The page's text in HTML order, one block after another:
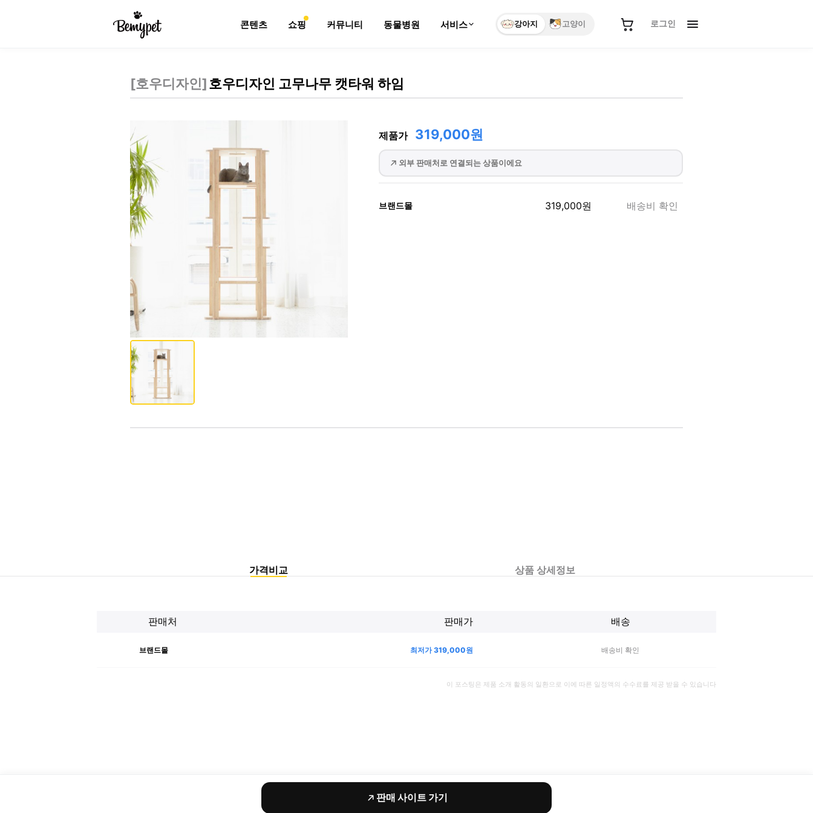
콘텐츠 쇼핑 커뮤니티 동물병원 서비스 강아지 고양이 로그인
[호우디자인]호우디자인 고무나무 캣타워 하임
제품가 319,000원
외부 판매처로 연결되는 상품이에요
브랜드몰 319,000원 배송비 확인
가격비교 상품 상세정보
판매처 판매가 배송
브랜드몰 최저가319,000원 배송비 확인
이 포스팅은 제품 소개 활동의 일환으로 이에 따른 일정액의 수수료를 제공 받을 수 있습니다
판매 사이트 가기